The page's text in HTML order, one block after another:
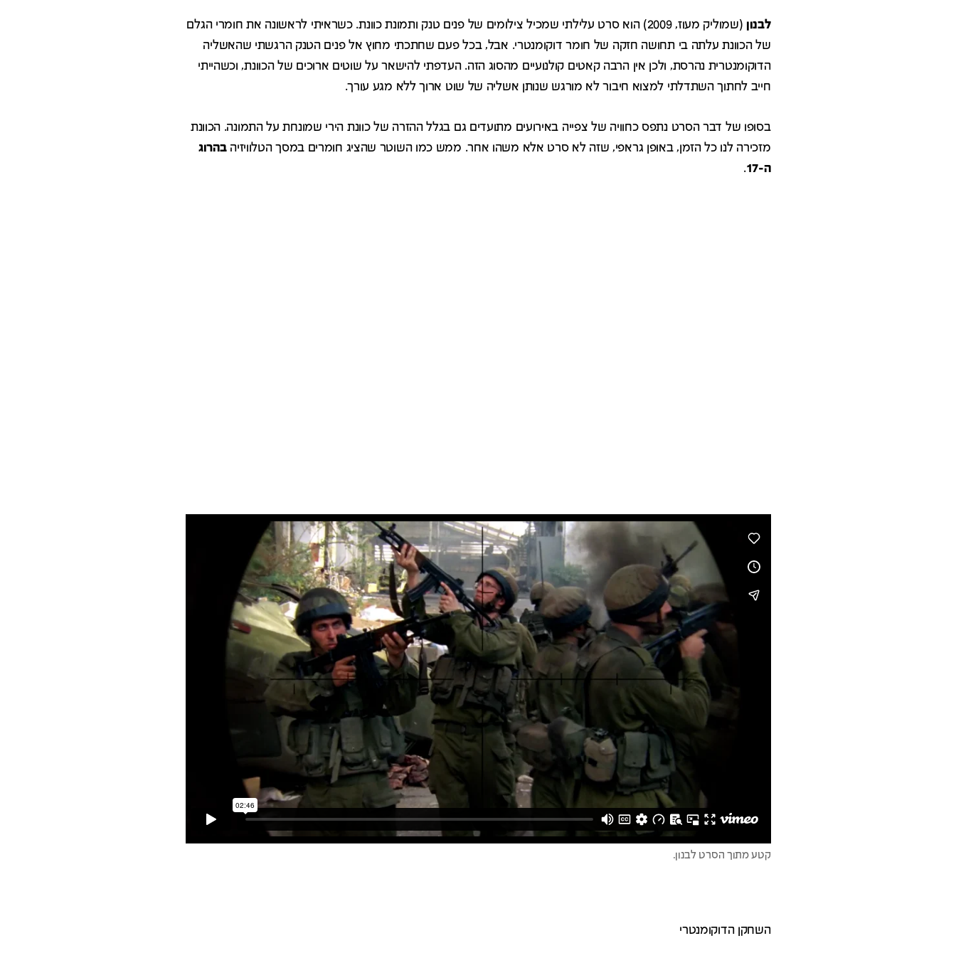
לבנון
(שמוליק מעוז, 2009) הוא סרט עלילתי שמכיל צילומים של פנים טנק ותמונת כוונת. כשראיתי לראשונה את חומרי הגלם
של הכוונת עלתה בי תחושה חזקה של חומר דוקומנטרי. אבל, בכל פעם שחתכתי מחוץ אל פנים הטנק הרגשתי שהאשליה
הדוקומנטרית נהרסת, ולכן אין הרבה קאטים קולנועיים מהסוג הזה. העדפתי להישאר על שוטים ארוכים של הכוונת, וכשהייתי
חייב לחתוך השתדלתי למצוא חיבור לא מורגש שנותן אשליה של שוט ארוך ללא מגע עורך.
בסופו של דבר הסרט נתפס כחוויה של צפייה באירועים מתועדים גם בגלל ההזרה של כוונת הירי שמונחת על התמונה. הכוונת
מזכירה לנו כל הזמן, באופן גראפי, שזה לא סרט אלא משהו אחר. ממש כמו השוטר שהציג חומרים במסך הטלוויזיהבהרוג
ה-17
.
קטע מתוך הסרט לבנון.
השחקן הדוקומנטרי